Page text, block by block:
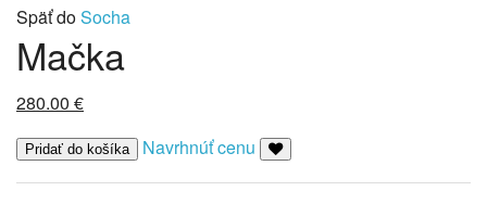
Späť doSocha
Mačka
280.00 €
Navrhnúť cenu